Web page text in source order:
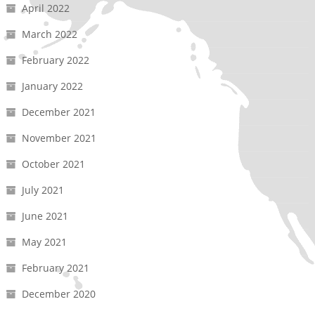
April 2022
March 2022
February 2022
January 2022
December 2021
November 2021
October 2021
July 2021
June 2021
May 2021
February 2021
December 2020